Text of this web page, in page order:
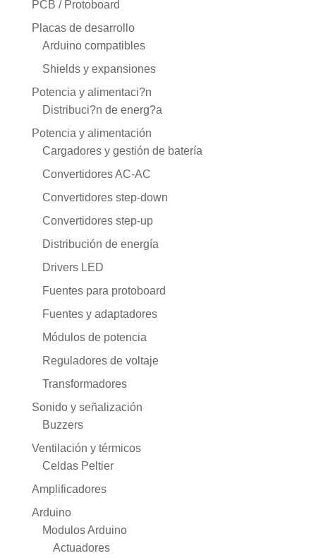
PCB / Protoboard
Placas de desarrollo
Arduino compatibles
Shields y expansiones
Potencia y alimentaci?n
Distribuci?n de energ?a
Potencia y alimentación
Cargadores y gestión de batería
Convertidores AC-AC
Convertidores step-down
Convertidores step-up
Distribución de energía
Drivers LED
Fuentes para protoboard
Fuentes y adaptadores
Módulos de potencia
Reguladores de voltaje
Transformadores
Sonido y señalización
Buzzers
Ventilación y térmicos
Celdas Peltier
Amplificadores
Arduino
Modulos Arduino
Actuadores